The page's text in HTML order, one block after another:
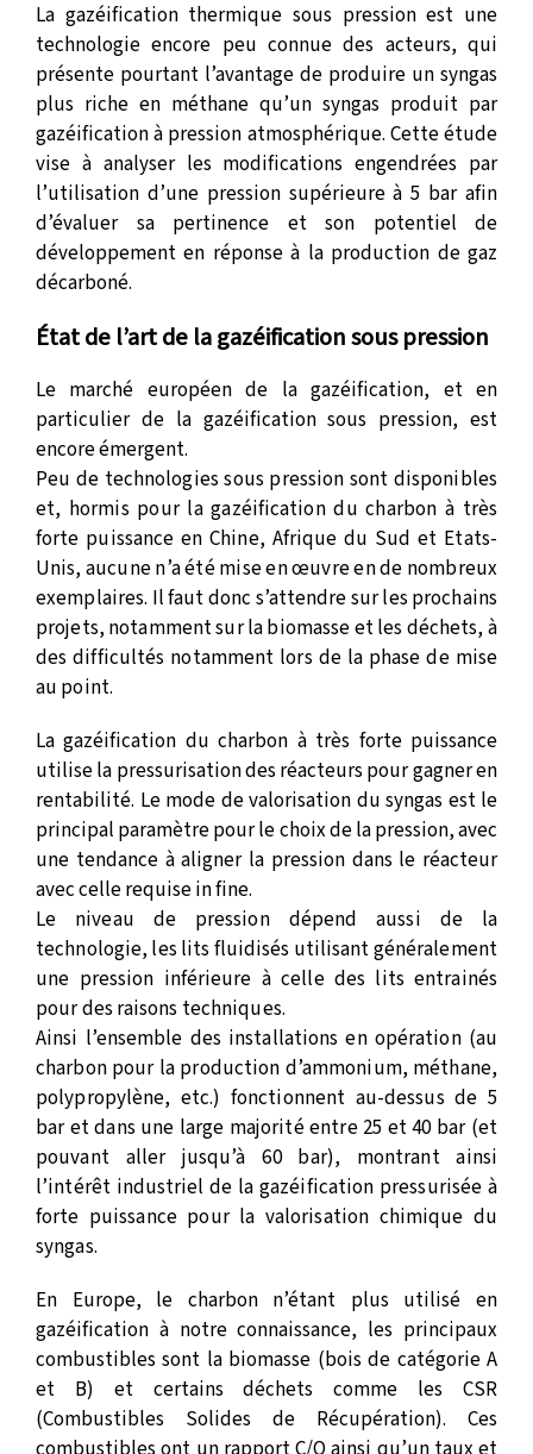
La gazéification thermique sous pression est une
technologie encore peu connue des acteurs, qui
présente pourtant l’avantage de produire un syngas
plus riche en méthane qu’un syngas produit par
gazéification à pression atmosphérique. Cette étude
vise à analyser les modifications engendrées par
l’utilisation d’une pression supérieure à 5 bar afin
d’évaluer sa pertinence et son potentiel de
développement en réponse à la production de gaz
décarboné.
État de l’art de la gazéification sous pression
Le marché européen de la gazéification, et en
particulier de la gazéification sous pression, est
encore émergent.
Peu de technologies sous pression sont disponibles
et, hormis pour la gazéification du charbon à très
forte puissance en Chine, Afrique du Sud et Etats-
Unis, aucune n’a été mise en œuvre en de nombreux
exemplaires. Il faut donc s’attendre sur les prochains
projets, notamment sur la biomasse et les déchets, à
des difficultés notamment lors de la phase de mise
au point.
La gazéification du charbon à très forte puissance
utilise la pressurisation des réacteurs pour gagner en
rentabilité. Le mode de valorisation du syngas est le
principal paramètre pour le choix de la pression, avec
une tendance à aligner la pression dans le réacteur
avec celle requise in fine.
Le niveau de pression dépend aussi de la
technologie, les lits fluidisés utilisant généralement
une pression inférieure à celle des lits entrainés
pour des raisons techniques.
Ainsi l’ensemble des installations en opération (au
charbon pour la production d’ammonium, méthane,
polypropylène, etc.) fonctionnent au-dessus de 5
bar et dans une large majorité entre 25 et 40 bar (et
pouvant aller jusqu’à 60 bar), montrant ainsi
l’intérêt industriel de la gazéification pressurisée à
forte puissance pour la valorisation chimique du
syngas.
En Europe, le charbon n’étant plus utilisé en
gazéification à notre connaissance, les principaux
combustibles sont la biomasse (bois de catégorie A
et B) et certains déchets comme les CSR
(Combustibles Solides de Récupération). Ces